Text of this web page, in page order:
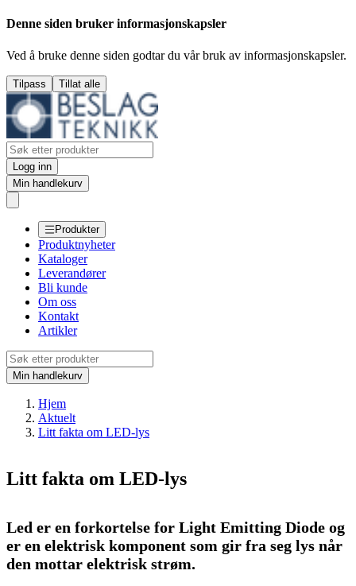
Denne siden bruker informasjonskapsler
Ved å bruke denne siden godtar du vår bruk av informasjonskapsler.
Tilpass Tillat alle
Logg inn
Min handlekurv
Produkter
Produktnyheter
Kataloger
Leverandører
Bli kunde
Om oss
Kontakt
Artikler
Min handlekurv
Hjem
Aktuelt
Litt fakta om LED-lys
Litt fakta om LED-lys
Led er en forkortelse for Light Emitting Diode og
er en elektrisk komponent som gir fra seg lys når
den mottar elektrisk strøm.